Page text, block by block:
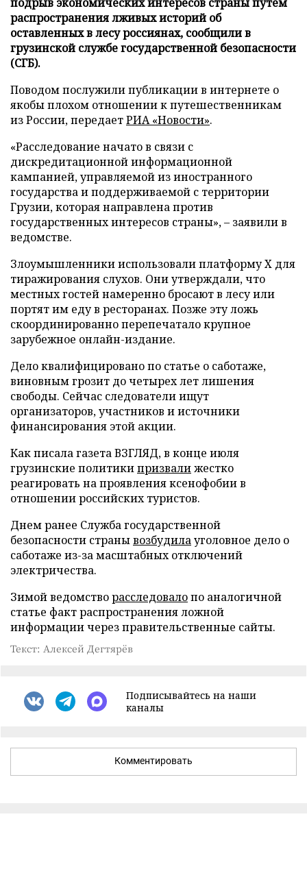
распространения лживых историй об
оставленных в лесу россиянах, сообщили в
грузинской службе государственной безопасности
(СГБ).
Поводом послужили публикации в интернете о
якобы плохом отношении к путешественникам
из России, передаетРИА «Новости».
«Расследование начато в связи с
дискредитационной информационной
кампанией, управляемой из иностранного
государства и поддерживаемой с территории
Грузии, которая направлена против
государственных интересов страны», – заявили в
ведомстве.
Злоумышленники использовали платформу X для
тиражирования слухов. Они утверждали, что
местных гостей намеренно бросают в лесу или
портят им еду в ресторанах. Позже эту ложь
скоординированно перепечатало крупное
зарубежное онлайн-издание.
Дело квалифицировано по статье о саботаже,
виновным грозит до четырех лет лишения
свободы. Сейчас следователи ищут
организаторов, участников и источники
финансирования этой акции.
Как писала газета ВЗГЛЯД, в конце июля
грузинские политикипризвалижестко
реагировать на проявления ксенофобии в
отношении российских туристов.
Днем ранее Служба государственной
безопасности странывозбудилауголовное дело о
саботаже из-за масштабных отключений
электричества.
Зимой ведомстворасследовалопо аналогичной
статье факт распространения ложной
информации через правительственные сайты.
Текст: Алексей Дегтярёв
Подписывайтесь на наши
каналы
Комментировать